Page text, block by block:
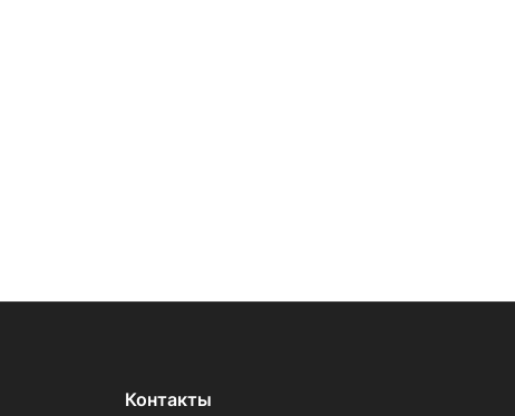
Контакты